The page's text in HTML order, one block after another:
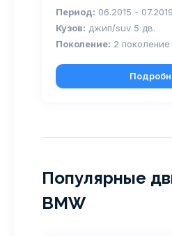
Период: 06.2015 - 07.2019
Кузов: джип/suv 5 дв.
Поколение: 2 поколение
Популярные
BMW